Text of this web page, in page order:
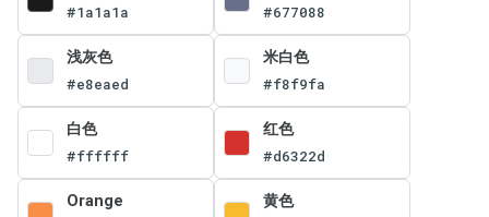
#1a1a1a #677088
浅灰色
#e8eaed
米白色
#f8f9fa
白色
#ffffff
红色
#d6322d
Orange 黄色